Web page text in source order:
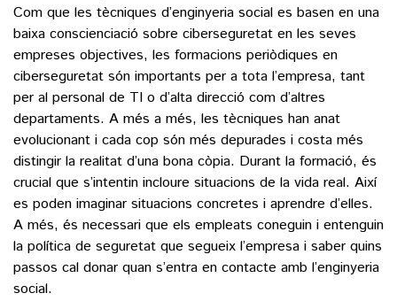
Com que les tècniques d’enginyeria social es basen en una
baixa conscienciació sobre ciberseguretat en les seves
empreses objectives, les formacions periòdiques en
ciberseguretat són importants per a tota l’empresa, tant
per al personal de TI o d’alta direcció com d’altres
departaments. A més a més, les tècniques han anat
evolucionant i cada cop són més depurades i costa més
distingir la realitat d’una bona còpia. Durant la formació, és
crucial que s’intentin incloure situacions de la vida real. Així
es poden imaginar situacions concretes i aprendre d’elles.
A més, és necessari que els empleats coneguin i entenguin
la política de seguretat que segueix l’empresa i saber quins
passos cal donar quan s’entra en contacte amb l’enginyeria
social.